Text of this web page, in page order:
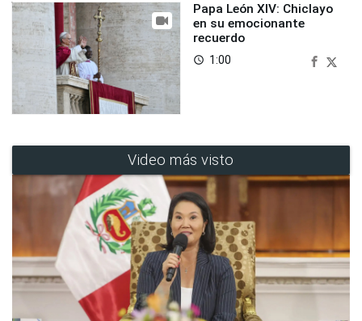
Papa León XIV: Chiclayo
en su emocionante
recuerdo
access_time 1:00
Video más visto